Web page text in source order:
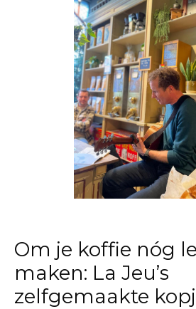
Om je koffie nóg
maken: La Jeu’s
zelfgemaakte